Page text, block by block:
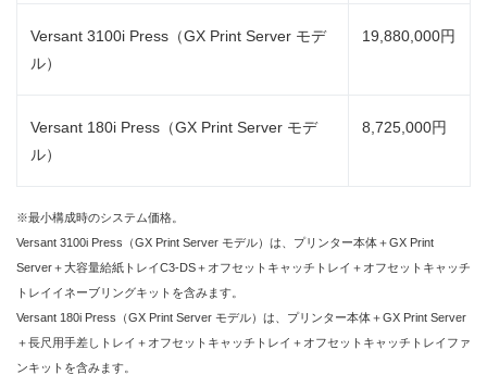
Versant 3100i Press（GX Print Server モデ
ル）
19,880,000円
Versant 180i Press（GX Print Server モデ
ル）
8,725,000円
※最小構成時のシステム価格。
Versant 3100i Press（GX Print Server モデル）は、プリンター本体＋GX Print
Server＋大容量給紙トレイC3-DS＋オフセットキャッチトレイ＋オフセットキャッチ
トレイイネーブリングキットを含みます。
Versant 180i Press（GX Print Server モデル）は、プリンター本体＋GX Print Server
＋長尺用手差しトレイ＋オフセットキャッチトレイ＋オフセットキャッチトレイファ
ンキットを含みます。